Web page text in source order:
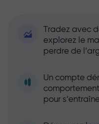
Tradez avec
explorez le
perdre de
Un compte
pour